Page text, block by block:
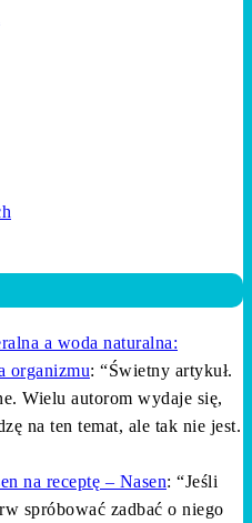
a woda naturalna:
organizmu: “Świetny artykuł.
Wielu autorom wydaje się,
na ten temat, ale tak nie jest.
na receptę – Nasen: “Jeśli
spróbować zadbać o niego